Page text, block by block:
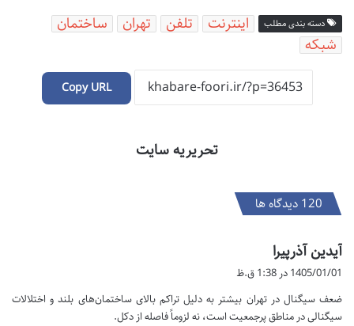
دسته بندی مطلب اینترنت تلفن تهران
ساختمان
شبکه
Copy URL
تحریریه سایت
‫120 دیدگاه ها
آیدین آذرپیرا
ف
:
1405/01/01 در 1:38 ق.ظ
ضعف سیگنال در تهران بیشتر به دلیل تراکم بالای ساختمان‌های بلند و اختلالات
سیگنالی در مناطق پرجمعیت است، نه لزوماً فاصله از دکل.